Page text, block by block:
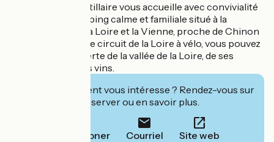
Le camping La Fritillaire vous accueille avec convivialité
et simplicité. Camping calme et familiale situé à la
rencontre entre la Loire et la Vienne, proche de Chinon
et de Saumur, sur le circuit de la Loire à vélo, vous pouvez
partir à la découverte de la vallée de la Loire, de ses
châteaux et de ses vins.
Cet établissement vous intéresse ? Rendez-vous sur
leur site pour réserver ou en savoir plus.
Téléphoner Courriel Site web